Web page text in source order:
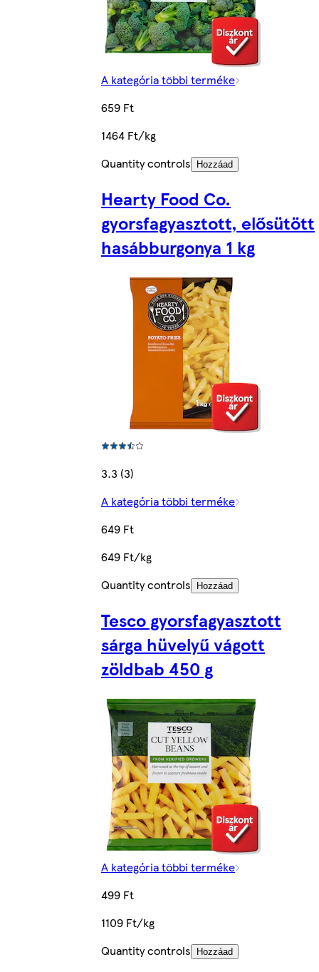
A kategória többi terméke
659 Ft
1464 Ft/kg
Quantity controls
Hozzáad
Hearty Food Co.
gyorsfagyasztott, elősütött
hasábburgonya 1 kg
3.3 (3)
A kategória többi terméke
649 Ft
649 Ft/kg
Quantity controls
Hozzáad
Tesco gyorsfagyasztott
sárga hüvelyű vágott
zöldbab 450 g
A kategória többi terméke
499 Ft
1109 Ft/kg
Quantity controls
Hozzáad